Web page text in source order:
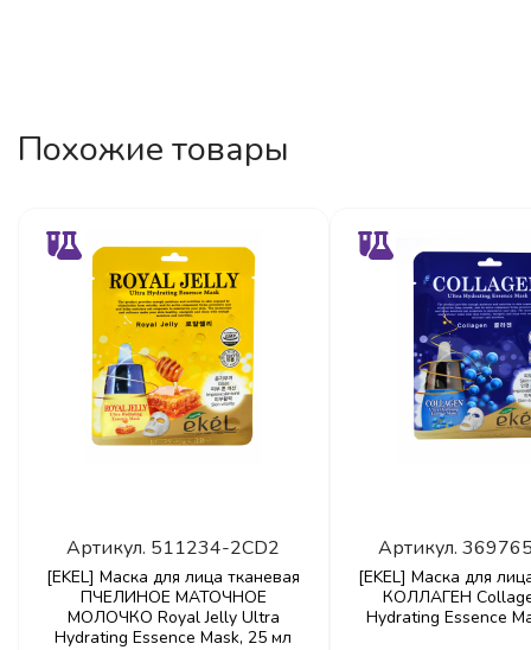
Похожие товары
Артикул. 511234-2CD2
[EKEL] Маска для лица тканевая
ПЧЕЛИНОЕ МАТОЧНОЕ
МОЛОЧКО Royal Jelly Ultra
Hydrating Essence Mask, 25 мл
Артикул.
[EKEL] Маска для
КОЛЛАГЕН
Hydrating Essence